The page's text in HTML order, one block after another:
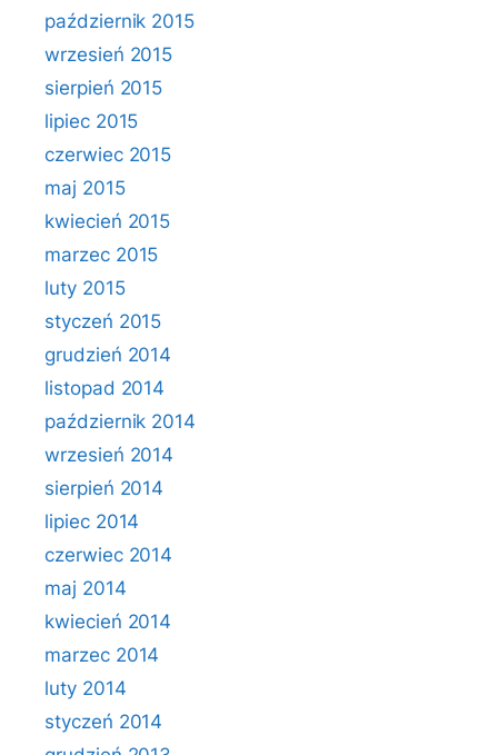
październik 2015
wrzesień 2015
sierpień 2015
lipiec 2015
czerwiec 2015
maj 2015
kwiecień 2015
marzec 2015
luty 2015
styczeń 2015
grudzień 2014
listopad 2014
październik 2014
wrzesień 2014
sierpień 2014
lipiec 2014
czerwiec 2014
maj 2014
kwiecień 2014
marzec 2014
luty 2014
styczeń 2014